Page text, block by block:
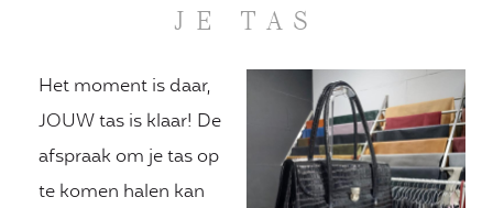
JE TAS
Het moment is daar,
JOUW tas is klaar! De
afspraak om je tas op
te komen halen kan